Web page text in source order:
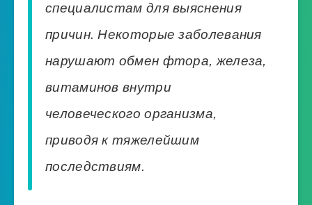
специалистам для выяснения
причин. Некоторые заболевания
нарушают обмен фтора, железа,
витаминов внутри
человеческого организма,
приводя к тяжелейшим
последствиям.